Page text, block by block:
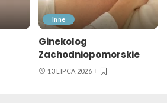
Inne
Ginekolog
Zachodniopomorskie
13 LIPCA 2026